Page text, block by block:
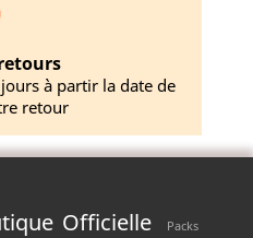
à partir la date de
retour
Officielle Packs